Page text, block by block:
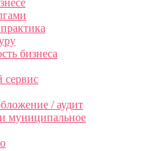
бизнеса
сервис
/ аудит
муниципальное